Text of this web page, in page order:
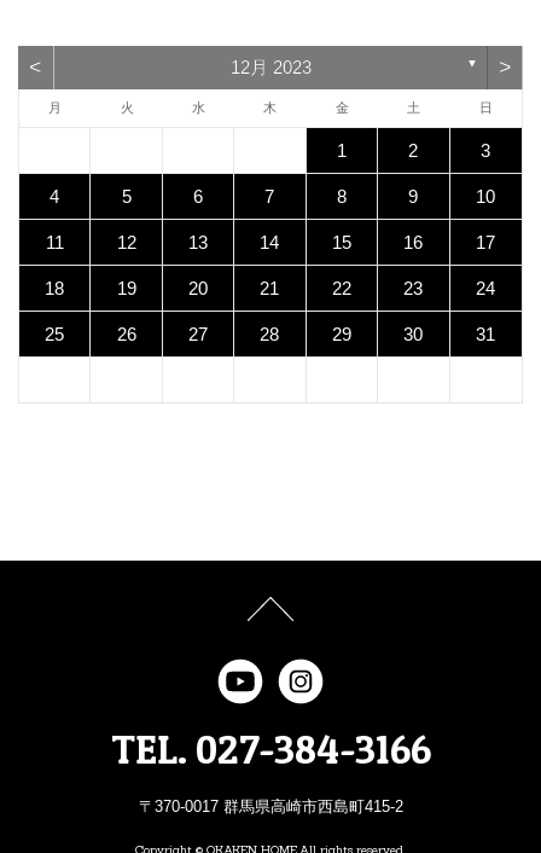
< 12月 2023 ▼ >
月 火 水 木 金 土 日
1 2 3
4 5 6 7 8 9 10
11 12 13 14 15 16 17
18 19 20 21 22 23 24
25 26 27 28 29 30 31
TEL. 027-384-3166
〒370-0017 群馬県高崎市西島町415-2